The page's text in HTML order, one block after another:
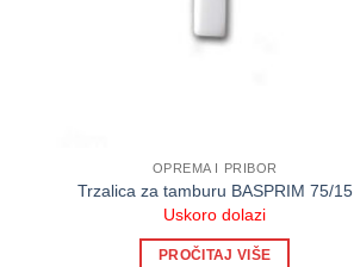
OPREMA I PRIBOR
Trzalica za tamburu BASPRIM 75/15
Uskoro dolazi
PROČITAJ VIŠE